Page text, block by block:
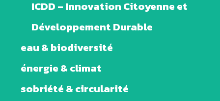
ICDD – Innovation Citoyenne et
Développement Durable
eau & biodiversité
énergie & climat
sobriété & circularité